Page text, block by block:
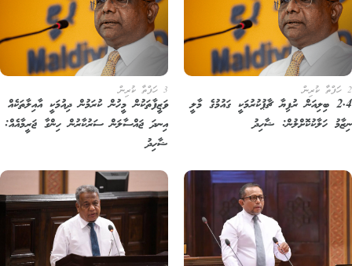
2.4 ބިލިއަން ރުފިޔާ ޗާޕުކުރުމަކީ ގައުމުގެ މާލީ
ހަލާކުކޮށްލުން: ޝާހިދު
ވަޒީފާތަކުން މީހުން ކުރަމުން ދިއުމަކީ އާއިލާތަކެއް
އިނދަ ޖައްސާލަން ސަރުކާރުން ހިންގާ ޖަރީމާއެއް:
ޝާހިދު